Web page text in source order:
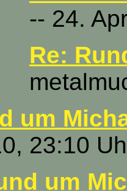
-- 24.
Re:
um
23:10
um